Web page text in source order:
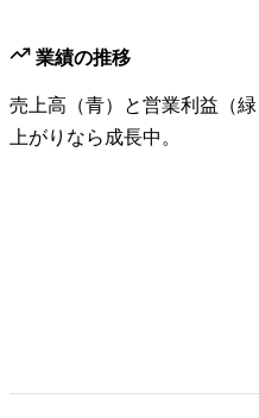
業績の推移
売上高（青）と営業利益（
上がりなら成長中。